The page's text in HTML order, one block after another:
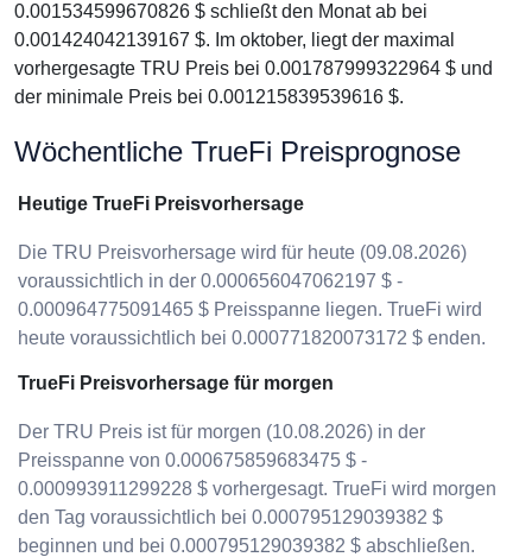
0.001534599670826 $ schließt den Monat ab bei
0.001424042139167 $. Im oktober, liegt der maximal
vorhergesagte TRU Preis bei 0.001787999322964 $ und
der minimale Preis bei 0.001215839539616 $.
Wöchentliche TrueFi Preisprognose
Heutige TrueFi Preisvorhersage
Die TRU Preisvorhersage wird für heute (09.08.2026)
voraussichtlich in der 0.000656047062197 $ -
0.000964775091465 $ Preisspanne liegen. TrueFi wird
heute voraussichtlich bei 0.000771820073172 $ enden.
TrueFi Preisvorhersage für morgen
Der TRU Preis ist für morgen (10.08.2026) in der
Preisspanne von 0.000675859683475 $ -
0.000993911299228 $ vorhergesagt. TrueFi wird morgen
den Tag voraussichtlich bei 0.000795129039382 $
beginnen und bei 0.000795129039382 $ abschließen.